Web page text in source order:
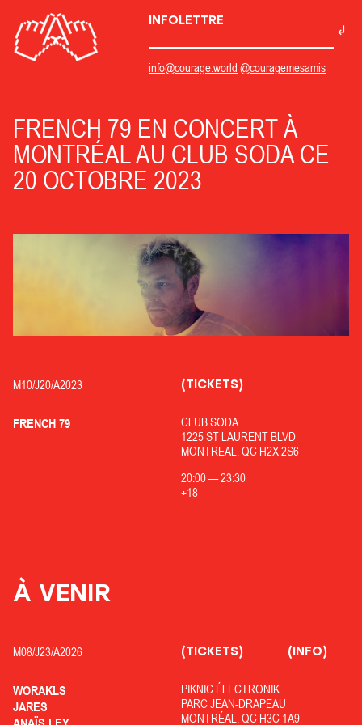
INFOLETTRE
info@courage.world @couragemesamis
FRENCH 79 EN CONCERT À
MONTRÉAL AU CLUB SODA CE
20 OCTOBRE 2023
M10/J20/A2023
FRENCH 79
CLUB SODA
1225 ST LAURENT BLVD
MONTREAL, QC H2X 2S6
20:00—23:30
+18
(TICKETS)
À VENIR
M08/J23/A2026
WORAKLS
JARES
PIKNIC ÉLECTRONIK
PARC JEAN-DRAPEAU
MONTRÉAL, QC H3C 1A9
(TICKETS) (INFO)